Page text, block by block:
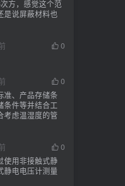
方，感觉这个范
是说屏蔽材料也
0
0
准、产品存储条
条件等并结合工
考虑温湿度的管
0
使用非接触式静
静电电压计测量